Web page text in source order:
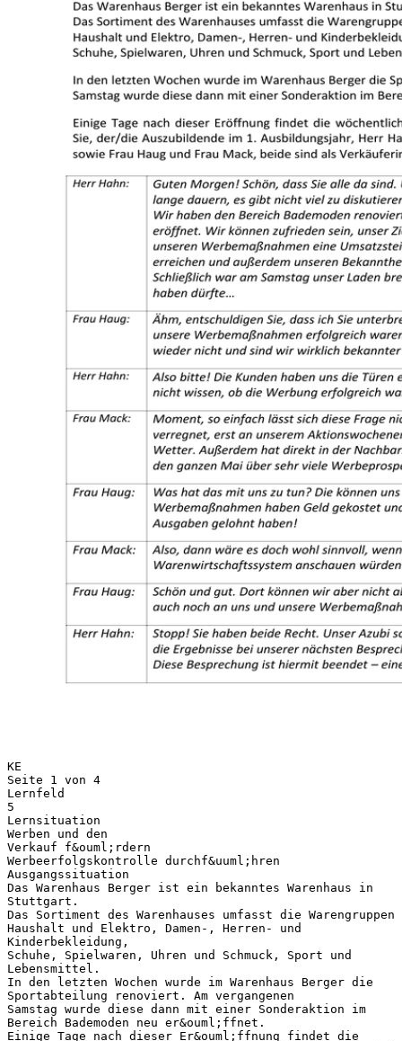
KE
Seite 1 von 4
Lernfeld
5
Lernsituation
Werben und den
Verkauf f&ouml;rdern
Werbeerfolgskontrolle durchf&uuml;hren
Ausgangssituation
Das Warenhaus Berger ist ein bekanntes Warenhaus in
Stuttgart.
Das Sortiment des Warenhauses umfasst die Warengruppen
Haushalt und Elektro, Damen-, Herren- und
Kinderbekleidung,
Schuhe, Spielwaren, Uhren und Schmuck, Sport und
Lebensmittel.
In den letzten Wochen wurde im Warenhaus Berger die
Sportabteilung renoviert. Am vergangenen
Samstag wurde diese dann mit einer Sonderaktion im
Bereich Bademoden neu er&ouml;ffnet.
Einige Tage nach dieser Er&ouml;ffnung findet die